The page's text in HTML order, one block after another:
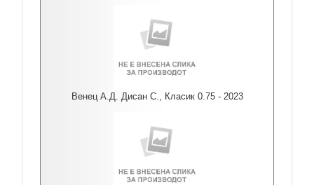
Венец А.Д. Дисан С., Класик 0.75 - 2023